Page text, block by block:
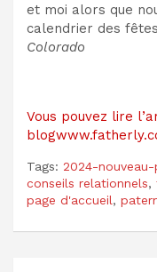
et moi alors que
calendrier des
Colorado
Vous pouvez lire
Tags: 2024-
conseils relationnels,
page d'accueil,